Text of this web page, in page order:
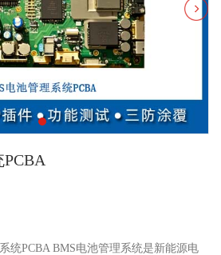
统PCBA BMS电池管理系统是新能源电